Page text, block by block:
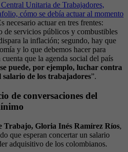
Unitaria de Trabajadores,
cómo se debía actuar al momento
necesario actuar en tres frentes:
de servicios públicos y combustibles
la inflación; segundo, hay que
y lo que debemos hacer para
que la agenda social del país
puede, por ejemplo, luchar contra
de los trabajadores”.
de conversaciones del
Trabajo, Gloria Inés Ramírez Ríos,
que esperan concertar un salario
adquisitivo de los colombianos.